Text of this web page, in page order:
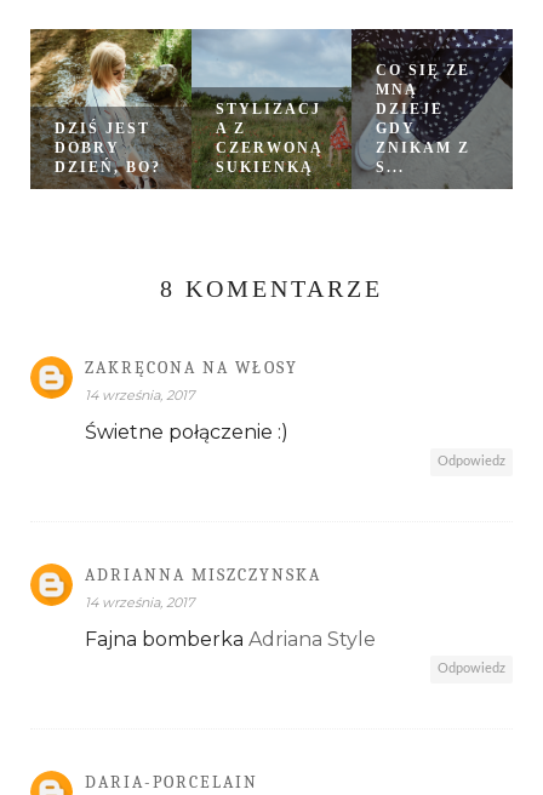
DZIŚ JEST
DOBRY
DZIEŃ, BO?
STYLIZACJ
A Z
CZERWONĄ
SUKIENKĄ
CO SIĘ ZE
MNĄ
DZIEJE
GDY
ZNIKAM Z
S...
8 KOMENTARZE
ZAKRĘCONA NA WŁOSY
14 września, 2017
Świetne połączenie :)
Odpowiedz
ADRIANNA MISZCZYNSKA
14 września, 2017
Fajna bomberka Adriana Style
Odpowiedz
DARIA-PORCELAIN